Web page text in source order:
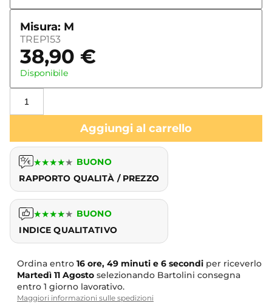
Misura: M
TREP153
38,90 €
Disponibile
Aggiungi al carrello
★★★★★ BUONO
RAPPORTO QUALITÀ / PREZZO
★★★★★ BUONO
INDICE QUALITATIVO
Ordina entro 16 ore, 49 minuti e 5 secondiper riceverlo
Martedì 11 Agosto selezionando Bartolini consegna
entro 1 giorno lavorativo.
Maggiori informazioni sulle spedizioni